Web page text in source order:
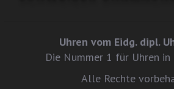
Uhren vom Eidg. dipl.
Die Nummer 1 für Uhren in
Alle Rechte